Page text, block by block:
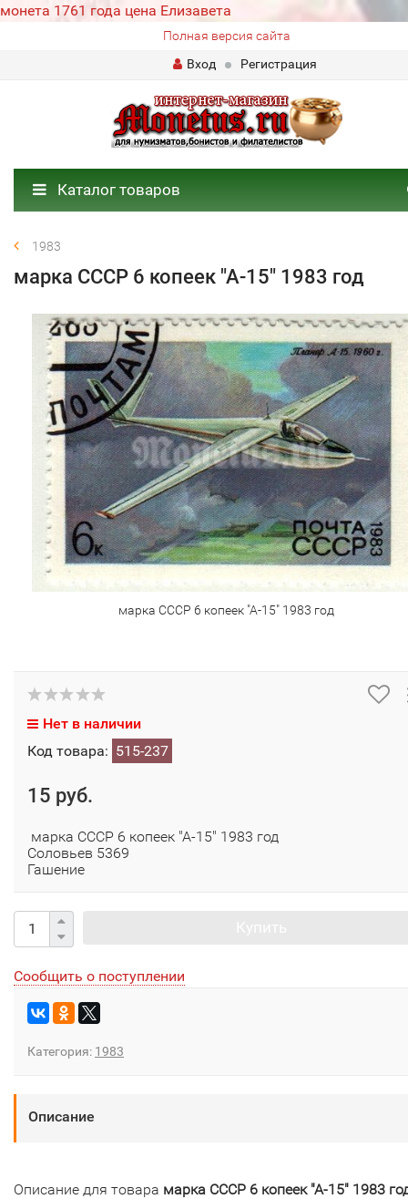
монета 1761 года цена Елизавета
Полная версия сайта
Вход
Регистрация
Каталог товаров
1983
марка СССР 6 копеек "А-15" 1983 год
марка СССР 6 копеек "А-15" 1983 год
Нет в наличии
Код товара: 515-237
15 руб.
марка СССР 6 копеек "А-15" 1983 год
Соловьев 5369
Гашение
Сообщить о поступлении
Категория: 1983
Описание
Описание для товара марка СССР 6 копеек "А-15" 1983